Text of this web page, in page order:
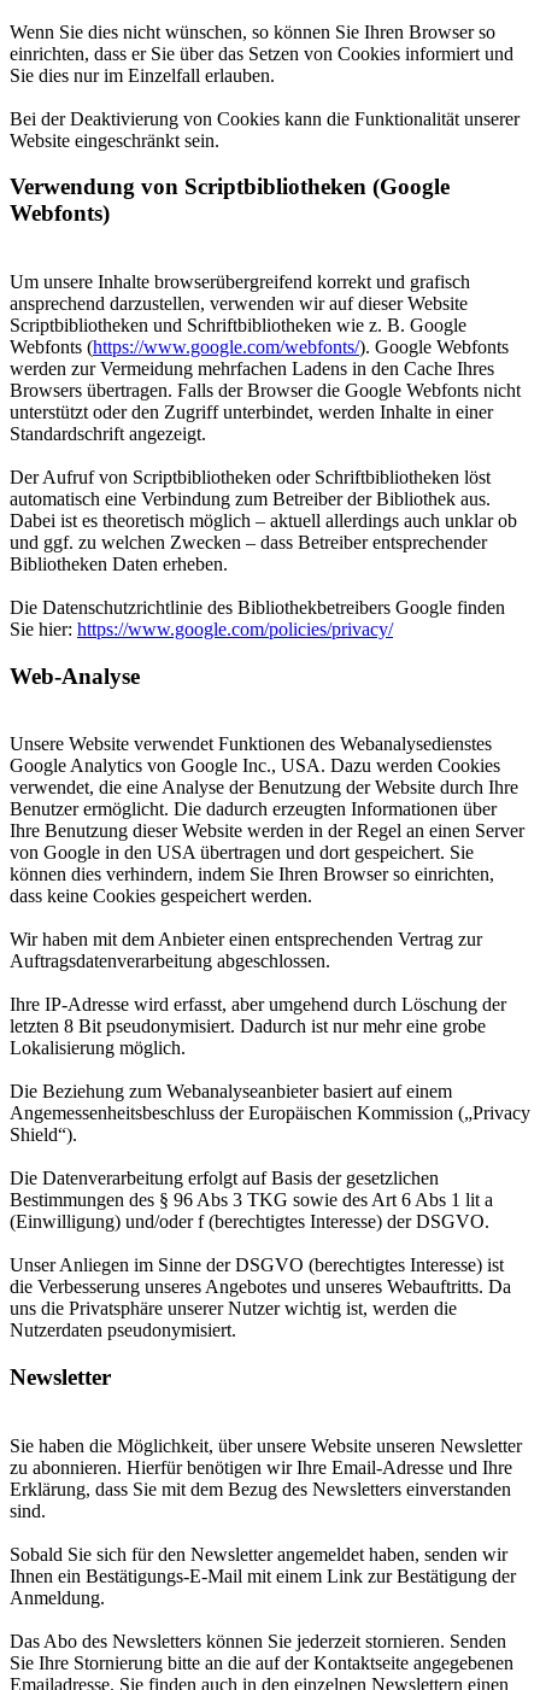
Wenn Sie dies nicht wünschen, so können Sie Ihren Browser so
einrichten, dass er Sie über das Setzen von Cookies informiert und
Sie dies nur im Einzelfall erlauben.
Bei der Deaktivierung von Cookies kann die Funktionalität unserer
Website eingeschränkt sein.
Verwendung von Scriptbibliotheken (Google
Webfonts)
Um unsere Inhalte browserübergreifend korrekt und grafisch
ansprechend darzustellen, verwenden wir auf dieser Website
Scriptbibliotheken und Schriftbibliotheken wie z. B. Google
Webfonts (https://www.google.com/webfonts/). Google Webfonts
werden zur Vermeidung mehrfachen Ladens in den Cache Ihres
Browsers übertragen. Falls der Browser die Google Webfonts nicht
unterstützt oder den Zugriff unterbindet, werden Inhalte in einer
Standardschrift angezeigt.
Der Aufruf von Scriptbibliotheken oder Schriftbibliotheken löst
automatisch eine Verbindung zum Betreiber der Bibliothek aus.
Dabei ist es theoretisch möglich – aktuell allerdings auch unklar ob
und ggf. zu welchen Zwecken – dass Betreiber entsprechender
Bibliotheken Daten erheben.
Die Datenschutzrichtlinie des Bibliothekbetreibers Google finden
Sie hier: https://www.google.com/policies/privacy/
Web-Analyse
Unsere Website verwendet Funktionen des Webanalysedienstes
Google Analytics von Google Inc., USA. Dazu werden Cookies
verwendet, die eine Analyse der Benutzung der Website durch Ihre
Benutzer ermöglicht. Die dadurch erzeugten Informationen über
Ihre Benutzung dieser Website werden in der Regel an einen Server
von Google in den USA übertragen und dort gespeichert. Sie
können dies verhindern, indem Sie Ihren Browser so einrichten,
dass keine Cookies gespeichert werden.
Wir haben mit dem Anbieter einen entsprechenden Vertrag zur
Auftragsdatenverarbeitung abgeschlossen.
Ihre IP-Adresse wird erfasst, aber umgehend durch Löschung der
letzten 8 Bit pseudonymisiert. Dadurch ist nur mehr eine grobe
Lokalisierung möglich.
Die Beziehung zum Webanalyseanbieter basiert auf einem
Angemessenheitsbeschluss der Europäischen Kommission („Privacy
Shield“).
Die Datenverarbeitung erfolgt auf Basis der gesetzlichen
Bestimmungen des § 96 Abs 3 TKG sowie des Art 6 Abs 1 lit a
(Einwilligung) und/oder f (berechtigtes Interesse) der DSGVO.
Unser Anliegen im Sinne der DSGVO (berechtigtes Interesse) ist
die Verbesserung unseres Angebotes und unseres Webauftritts. Da
uns die Privatsphäre unserer Nutzer wichtig ist, werden die
Nutzerdaten pseudonymisiert.
Newsletter
Sie haben die Möglichkeit, über unsere Website unseren Newsletter
zu abonnieren. Hierfür benötigen wir Ihre Email-Adresse und Ihre
Erklärung, dass Sie mit dem Bezug des Newsletters einverstanden
sind.
Sobald Sie sich für den Newsletter angemeldet haben, senden wir
Ihnen ein Bestätigungs-E-Mail mit einem Link zur Bestätigung der
Anmeldung.
Das Abo des Newsletters können Sie jederzeit stornieren. Senden
Sie Ihre Stornierung bitte an die auf der Kontaktseite angegebenen
Emailadresse. Sie finden auch in den einzelnen Newslettern einen